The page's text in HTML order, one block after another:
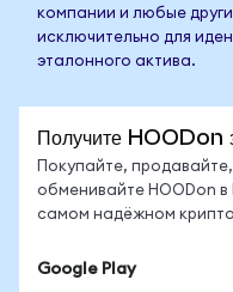
компании и любые
исключительно для
эталонного актива.
Получите HOODon
Покупайте,
обменивайте HOODon в
самом надёжном
Google Play